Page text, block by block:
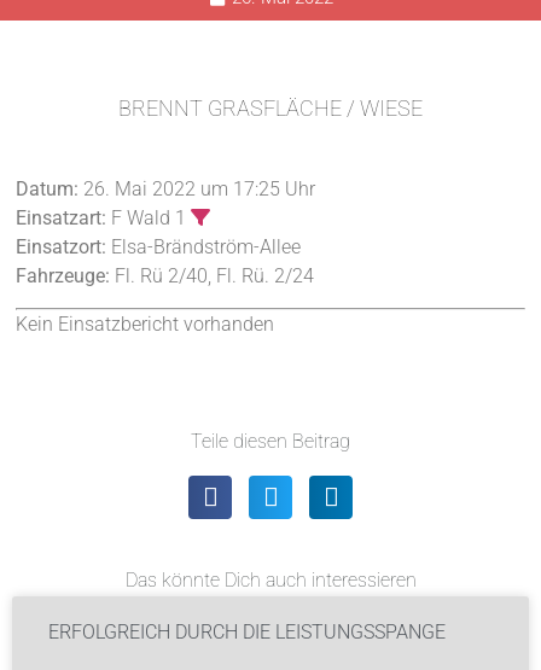
BRENNT GRASFLÄCHE / WIESE
Datum: 26. Mai 2022 um 17:25 Uhr
Einsatzart: F Wald 1
Einsatzort: Elsa-Brändström-Allee
Fahrzeuge: Fl. Rü 2/40, Fl. Rü. 2/24
Kein Einsatzbericht vorhanden
Teile diesen Beitrag
Das könnte Dich auch interessieren
ERFOLGREICH DURCH DIE LEISTUNGSSPANGE